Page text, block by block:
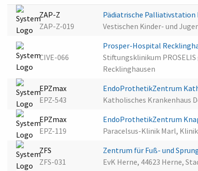
ZAP-Z
ZAP-Z-019
Pädiatrische Palliativstation
Vestischen Kinder- und
CIVE-066
Prosper-Hospital
Stiftungsklinikum
Recklinghausen
EPZmax
EPZ-543
EndoProthetikZentrum
Katholisches Krankenhaus
EPZmax
EPZ-119
EndoProthetikZentrum
Paracelsus-Klinik Marl,
ZFS
ZFS-031
Zentrum für Fuß- und
EvK Herne, 44623 Herne,